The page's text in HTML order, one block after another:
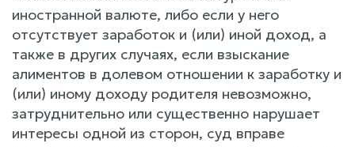
иностранной валюте, либо если у него
отсутствует заработок и (или) иной доход, а
также в других случаях, если взыскание
алиментов в долевом отношении к заработку и
(или) иному доходу родителя невозможно,
затруднительно или существенно нарушает
интересы одной из сторон, суд вправе